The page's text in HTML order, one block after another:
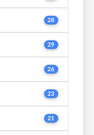
28
29
26
23
21